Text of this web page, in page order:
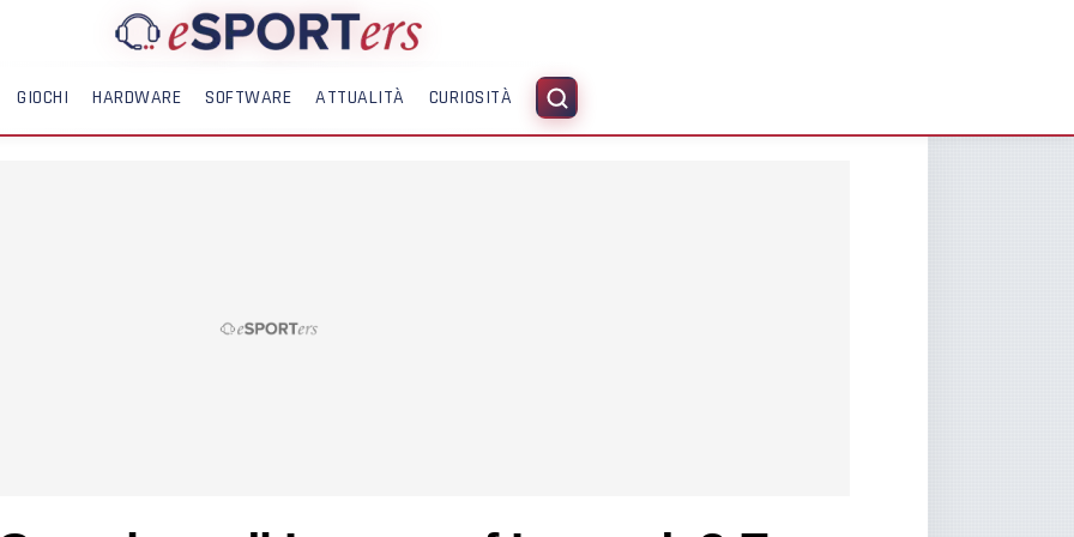
GIOCHI HARDWARE SOFTWARE ATTUALITÀ CURIOSITÀ